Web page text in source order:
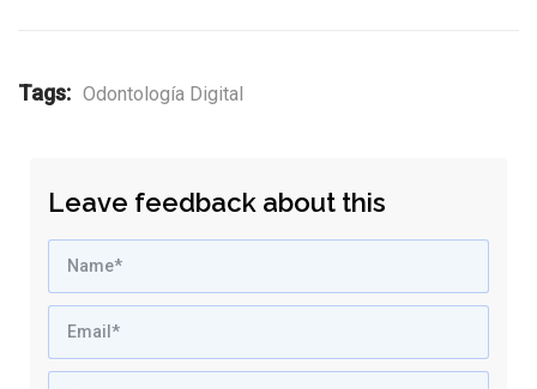
Tags: Odontología Digital
Leave feedback about this